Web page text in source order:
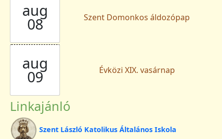
aug
08 Szent Domonkos áldozópap
aug
09 Évközi XIX. vasárnap
Linkajánló
Szent László Katolikus Általános Iskola